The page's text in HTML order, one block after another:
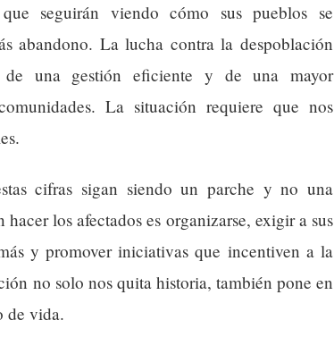
seguirán viendo cómo sus pueblos se
abandono. La lucha contra la despoblación
de una gestión eficiente y de una mayor
La situación requiere que nos
cifras sigan siendo un parche y no una
los afectados es organizarse, exigir a sus
y promover iniciativas que incentiven a la
no solo nos quita historia, también pone en
de vida.